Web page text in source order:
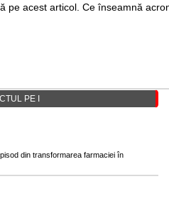
pe acest articol. Ce înseamnă
PE I
din transformarea farmaciei în